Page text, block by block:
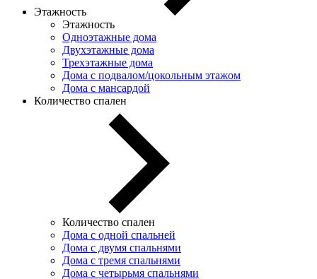
Этажность
Этажность
Одноэтажные дома
Двухэтажные дома
Трехэтажные дома
Дома с подвалом/цокольным этажом
Дома с мансардой
Количество спален
Количество спален
Дома с одной спальней
Дома с двумя спальнями
Дома с тремя спальнями
Дома с четырьмя спальнями